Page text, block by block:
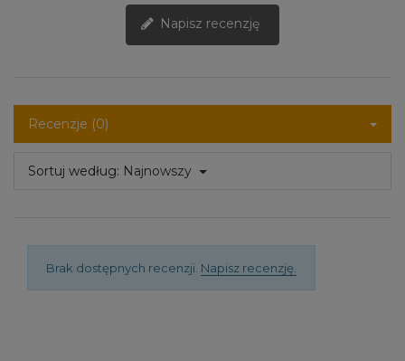
Napisz recenzję
Recenzje (0)
Sortuj według: Najnowszy
Brak dostępnych recenzji. Napisz recenzję.